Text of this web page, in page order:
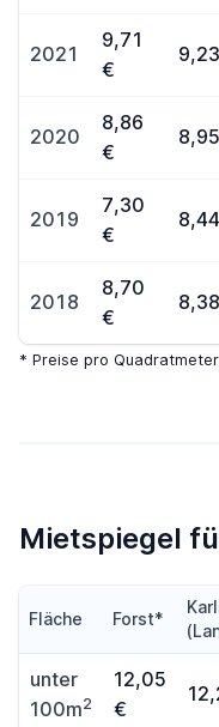
2021
9,71
€
2020
8,86
€
2019
7,30
€
2018
8,70
€
* Preise pro Quadratmeter
Mietspiegel
Fläche Forst*
unter
100m2
12,05
€